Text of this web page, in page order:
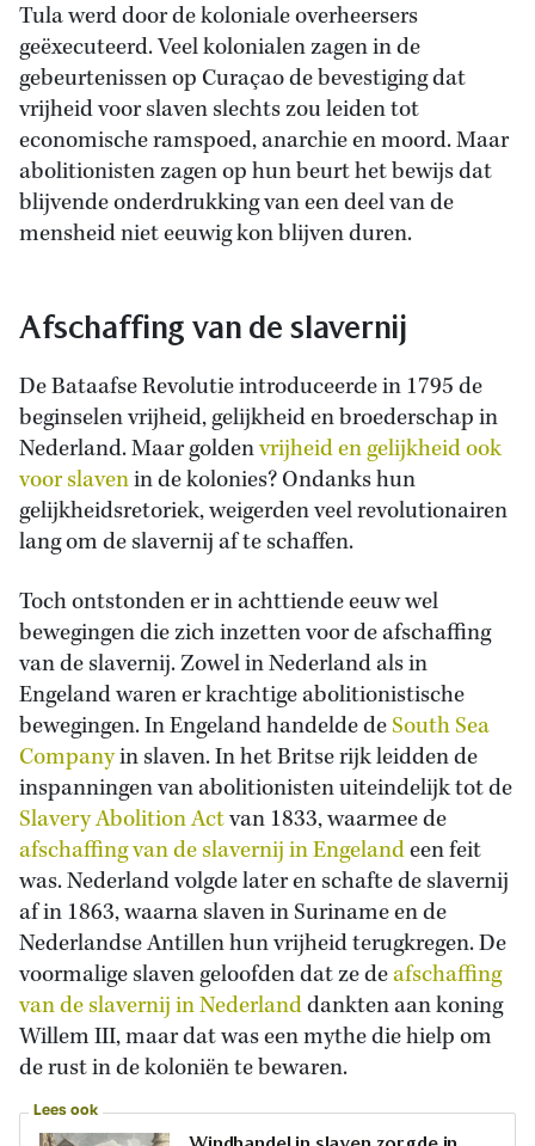
Tula werd door de koloniale overheersers
geëxecuteerd. Veel kolonialen zagen in de
gebeurtenissen op Curaçao de bevestiging dat
vrijheid voor slaven slechts zou leiden tot
economische ramspoed, anarchie en moord. Maar
abolitionisten zagen op hun beurt het bewijs dat
blijvende onderdrukking van een deel van de
mensheid niet eeuwig kon blijven duren.
Afschaffing van de slavernij
De Bataafse Revolutie introduceerde in 1795 de
beginselen vrijheid, gelijkheid en broederschap in
Nederland. Maar goldenvrijheid en gelijkheid ook
voor slavenin de kolonies? Ondanks hun
gelijkheidsretoriek, weigerden veel revolutionairen
lang om de slavernij af te schaffen.
Toch ontstonden er in achttiende eeuw wel
bewegingen die zich inzetten voor de afschaffing
van de slavernij. Zowel in Nederland als in
Engeland waren er krachtige abolitionistische
bewegingen. In Engeland handelde deSouth Sea
Companyin slaven. In het Britse rijk leidden de
inspanningen van abolitionisten uiteindelijk tot de
Slavery Abolition Actvan 1833, waarmee de
afschaffing van de slavernij in Engelandeen feit
was. Nederland volgde later en schafte de slavernij
af in 1863, waarna slaven in Suriname en de
Nederlandse Antillen hun vrijheid terugkregen.De
voormalige slaven geloofden dat ze deafschaffing
van de slavernij in Nederlanddankten aan koning
Willem III, maar dat was een mythe die hielp om
de rust in de koloniën te bewaren.
Lees ook